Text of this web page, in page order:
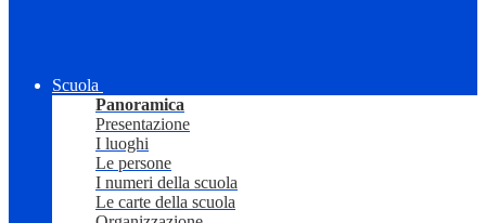
Scuola
Panoramica
Presentazione
I luoghi
Le persone
I numeri della scuola
Le carte della scuola